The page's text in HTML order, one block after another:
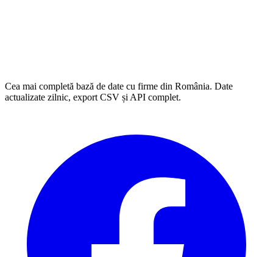
Cea mai completă bază de date cu firme din România. Date
actualizate zilnic, export CSV și API complet.